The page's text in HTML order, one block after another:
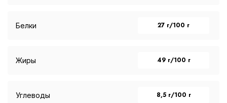
Белки 27 г/100 г
Жиры 49 г/100 г
Углеводы 8,5 г/100 г